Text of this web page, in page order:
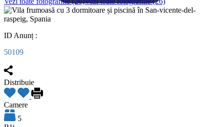
ID Anunț :
50109
Distribuie
Camere
5